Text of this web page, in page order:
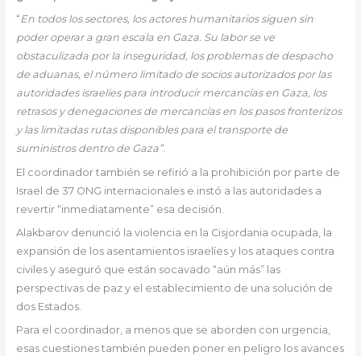
“En todos los sectores, los actores humanitarios siguen sin
poder operar a gran escala en Gaza. Su labor se ve
obstaculizada por la inseguridad, los problemas de despacho
de aduanas, el número limitado de socios autorizados por las
autoridades israelíes para introducir mercancías en Gaza, los
retrasos y denegaciones de mercancías en los pasos fronterizos
y las limitadas rutas disponibles para el transporte de
suministros dentro de Gaza”.
El coordinador también se refirió a la prohibición por parte de
Israel de 37 ONG internacionales e instó a las autoridades a
revertir “inmediatamente” esa decisión.
Alakbarov denunció la violencia en la Cisjordania ocupada, la
expansión de los asentamientos israelíes y los ataques contra
civiles y aseguró que están socavado “aún más” las
perspectivas de paz y el establecimiento de una solución de
dos Estados.
Para el coordinador, a menos que se aborden con urgencia,
esas cuestiones también pueden poner en peligro los avances